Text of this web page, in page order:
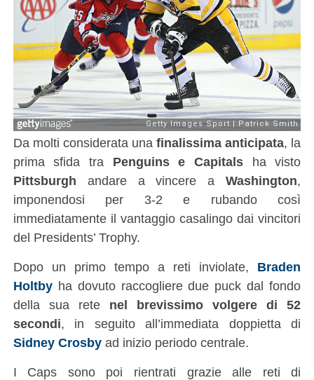
Da molti considerata unafinalissima anticipata, la
prima sfida tra Penguins e Capitals ha visto
Pittsburgh andare a vincere aWashington,
imponendosi per 3-2 e rubando così
immediatamente il vantaggio casalingo dai vincitori
del Presidents’ Trophy.
Dopo un primo tempo a reti inviolate, Braden
Holtbyha dovuto raccogliere due puck dal fondo
della sua rete nel brevissimo volgere di 52
secondi, in seguito all’immediata doppietta di
Sidney Crosbyad inizio periodo centrale.
I Caps sono poi rientrati grazie alle reti di